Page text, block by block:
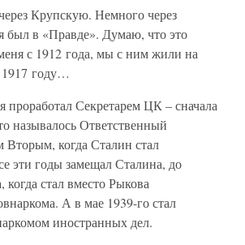
Крупскую. Немного через
был в «Правде». Думаю, что это
с 1912 года, мы с ним жили на
1917 году…
проработал Секретарем ЦК – сначала
называлось Ответственный
Вторым, когда Сталин стал
эти годы замещал Сталина, до
когда стал вместо Рыкова
А в мае 1939-го стал
иностранных дел.